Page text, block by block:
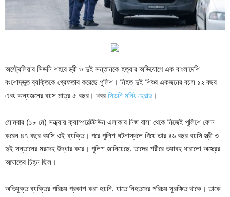
অস্ট্রেলিয়ার সিডনি শহরে স্ত্রী ও দুই সন্তানকে হত্যার অভিযোগে এক বাংলাদেশি
বংশোদ্ভূত ব্যক্তিকে গ্রেফতার করেছে পুলিশ। নিহত দুই শিশুর একজনের বয়স ১২ বছর
এবং অন্যজনের বয়স মাত্র ৫ বছর। খবর সিডনি মর্নিং হেরাল্ড ।
সোমবার (১৮ মে) সন্ধ্যায় ক্যাম্পবেল্টটাউন এলাকার নিজ বাসা থেকে নিজেই পুলিশে ফোন
করেন ৪৭ বছর বয়সি ওই ব্যক্তি। পরে পুলিশ ঘটনাস্থলে গিয়ে তার ৪৬ বছর বয়সি স্ত্রী ও
দুই সন্তানের মরদেহ উদ্ধার করে। পুলিশ জানিয়েছে, তাদের শরীরে ভয়াবহ ধারালো অস্ত্রের
আঘাতের চিহ্ন ছিল।
অভিযুক্ত ব্যক্তির পরিচয় প্রকাশ করা হয়নি, যাতে নিহতদের পরিচয় সুরক্ষিত থাকে। তাকে